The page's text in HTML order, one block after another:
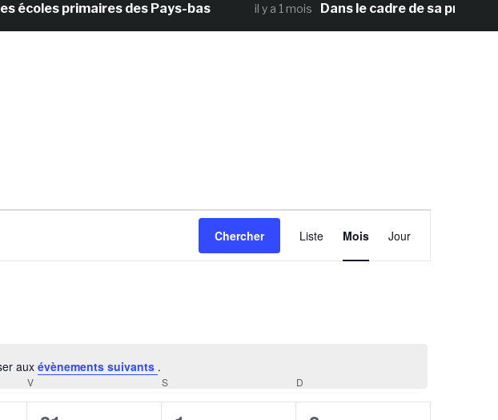
primaires des Pays-bas il y a 1 mois Dans le cadre de sa
aux évènements suivants .
Chercher
de
vues
Liste Mois Jour
V S D